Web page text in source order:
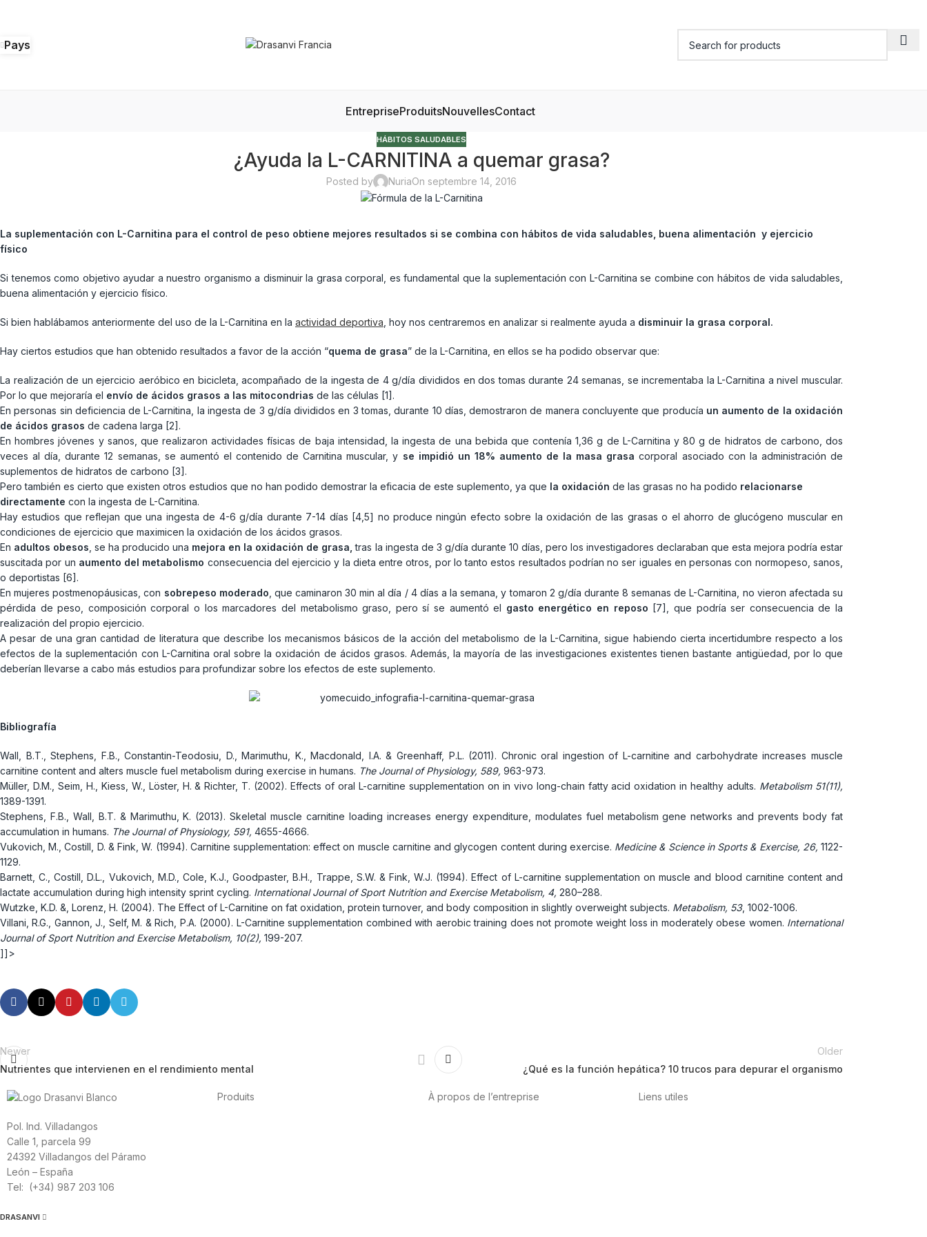
Pays
EntrepriseProduitsNouvellesContact
HÁBITOS SALUDABLES
¿Ayuda la L-CARNITINA a quemar grasa?
Posted by NuriaOn septembre 14, 2016
La suplementación con L-Carnitina para el control de peso obtiene mejores resultados si se combina con hábitos de vida saludables, buena alimentación y ejercicio
físico
Si tenemos como objetivo ayudar a nuestro organismo a disminuir la grasa corporal, es fundamental que la suplementación con L-Carnitina se combine con hábitos de vida saludables,
buena alimentación y ejercicio físico.
Si bien hablábamos anteriormente del uso de la L-Carnitina en la actividad deportiva , hoy nos centraremos en analizar si realmente ayuda a disminuir la grasa corporal.
Hay ciertos estudios que han obtenido resultados a favor de la acción “quema de grasa” de la L-Carnitina, en ellos se ha podido observar que:
La realización de un ejercicio aeróbico en bicicleta, acompañado de la ingesta de 4 g/día divididos en dos tomas durante 24 semanas, se incrementaba la L-Carnitina a nivel muscular.
Por lo que mejoraría el envío de ácidos grasos a las mitocondrias de las células [1].
En personas sin deficiencia de L-Carnitina, la ingesta de 3 g/día divididos en 3 tomas, durante 10 días, demostraron de manera concluyente que producía un aumento de la oxidación
de ácidos grasos de cadena larga [2].
En hombres jóvenes y sanos, que realizaron actividades físicas de baja intensidad, la ingesta de una bebida que contenía 1,36 g de L-Carnitina y 80 g de hidratos de carbono, dos
veces al día, durante 12 semanas, se aumentó el contenido de Carnitina muscular, y se impidió un 18% aumento de la masa grasa corporal asociado con la administración de
suplementos de hidratos de carbono [3].
Pero también es cierto que existen otros estudios que no han podido demostrar la eficacia de este suplemento, ya que la oxidación de las grasas no ha podido relacionarse
directamente con la ingesta de L-Carnitina.
Hay estudios que reflejan que una ingesta de 4-6 g/día durante 7-14 días [4,5] no produce ningún efecto sobre la oxidación de las grasas o el ahorro de glucógeno muscular en
condiciones de ejercicio que maximicen la oxidación de los ácidos grasos.
En adultos obesos , se ha producido una mejora en la oxidación de grasa, tras la ingesta de 3 g/día durante 10 días, pero los investigadores declaraban que esta mejora podría estar
suscitada por un aumento del metabolismo consecuencia del ejercicio y la dieta entre otros, por lo tanto estos resultados podrían no ser iguales en personas con normopeso, sanos,
o deportistas [6].
En mujeres postmenopáusicas, con sobrepeso moderado , que caminaron 30 min al día / 4 días a la semana, y tomaron 2 g/día durante 8 semanas de L-Carnitina, no vieron afectada su
pérdida de peso, composición corporal o los marcadores del metabolismo graso, pero sí se aumentó el gasto energético en reposo [7], que podría ser consecuencia de la
realización del propio ejercicio.
A pesar de una gran cantidad de literatura que describe los mecanismos básicos de la acción del metabolismo de la L-Carnitina, sigue habiendo cierta incertidumbre respecto a los
efectos de la suplementación con L-Carnitina oral sobre la oxidación de ácidos grasos. Además, la mayoría de las investigaciones existentes tienen bastante antigüedad, por lo que
deberían llevarse a cabo más estudios para profundizar sobre los efectos de este suplemento.
Bibliografía
Wall, B.T., Stephens, F.B., Constantin-Teodosiu, D., Marimuthu, K., Macdonald, I.A. & Greenhaff, P.L. (2011). Chronic oral ingestion of L-carnitine and carbohydrate increases muscle
carnitine content and alters muscle fuel metabolism during exercise in humans. The Journal of Physiology, 589, 963-973.
Müller, D.M., Seim, H., Kiess, W., Löster, H. & Richter, T. (2002). Effects of oral L-carnitine supplementation on in vivo long-chain fatty acid oxidation in healthy adults. Metabolism 51(11),
1389-1391.
Stephens, F.B., Wall, B.T. & Marimuthu, K. (2013). Skeletal muscle carnitine loading increases energy expenditure, modulates fuel metabolism gene networks and prevents body fat
accumulation in humans. The Journal of Physiology, 591, 4655-4666.
Vukovich, M., Costill, D. & Fink, W. (1994). Carnitine supplementation: effect on muscle carnitine and glycogen content during exercise. Medicine & Science in Sports & Exercise, 26, 1122-
1129.
Barnett, C., Costill, D.L., Vukovich, M.D., Cole, K.J., Goodpaster, B.H., Trappe, S.W. & Fink, W.J. (1994). Effect of L-carnitine supplementation on muscle and blood carnitine content and
lactate accumulation during high intensity sprint cycling. International Journal of Sport Nutrition and Exercise Metabolism, 4, 280–288.
Wutzke, K.D. &, Lorenz, H. (2004). The Effect of L-Carnitine on fat oxidation, protein turnover, and body composition in slightly overweight subjects. Metabolism, 53, 1002-1006.
Villani, R.G., Gannon, J., Self, M. & Rich, P.A. (2000). L-Carnitine supplementation combined with aerobic training does not promote weight loss in moderately obese women. International
Journal of Sport Nutrition and Exercise Metabolism, 10(2), 199-207.
]]>
Newer
Nutrientes que intervienen en el rendimiento mental
Older
¿Qué es la función hepática? 10 trucos para depurar el organismo
Pol. Ind. Villadangos
Calle 1, parcela 99
24392 Villadangos del Páramo
León – España
Tel: (+34) 987 203 106
Produits À propos de l’entreprise Liens utiles
DRASANVI